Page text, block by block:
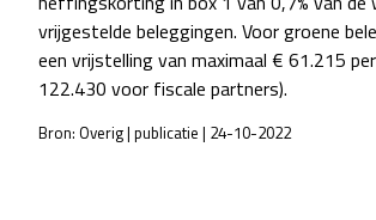
vrijgestelde beleggingen. Voor groene
een vrijstelling van maximaal € 61.215
122.430 voor fiscale partners).
Bron: Overig | publicatie | 24-10-2022